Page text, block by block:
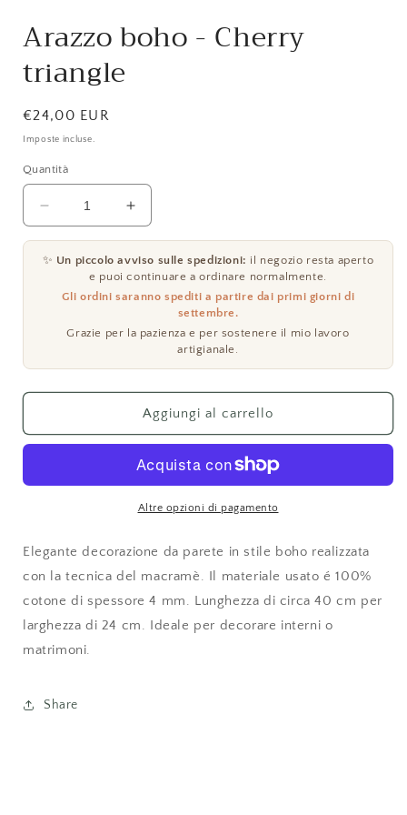
Arazzo boho - Cherry
triangle
Prezzo
di
€24,00 EUR
Imposte incluse.
Quantità
Diminuisci
quantità
per
Arazzo
boho
Cherry
Aumenta
quantità
Arazzo
Cherry
triangle
✨ Un piccolo avviso sulle spedizioni: il negozio resta aperto
e puoi continuare a ordinare normalmente.
Gli ordini saranno spediti a partire dai primi giorni di
settembre.
Grazie per la pazienza e per sostenere il mio lavoro
artigianale.
Aggiungi al carrello
Altre opzioni di pagamento
Elegante decorazione da parete in stile boho realizzata
con la tecnica del macramè. Il materiale usato é 100%
cotone di spessore 4 mm. Lunghezza di circa 40 cm per
larghezza di 24 cm. Ideale per decorare interni o
matrimoni.
Share